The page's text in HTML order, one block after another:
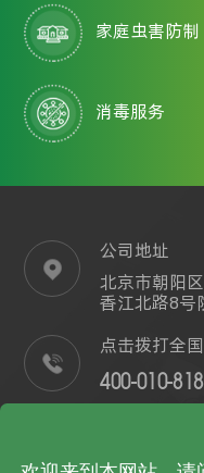
家庭虫害防制
消毒服务
公司地址
北京市朝阳区
香江北路8号
点击拨打全
400-010-